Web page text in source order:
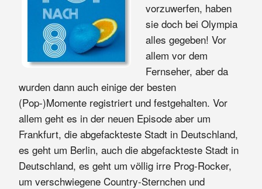
vorzuwerfen, haben
sie doch bei Olympia
alles gegeben! Vor
allem vor dem
Fernseher, aber da
wurden dann auch einige der besten
(Pop-)Momente registriert und festgehalten. Vor
allem geht es in der neuen Episode aber um
Frankfurt, die abgefackteste Stadt in Deutschland,
es geht um Berlin, auch die abgefackteste Stadt in
Deutschland, es geht um völlig irre Prog-Rocker,
um verschwiegene Country-Sternchen und